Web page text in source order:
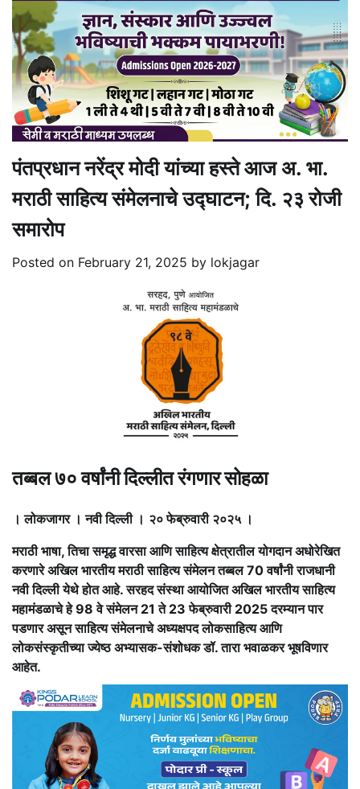
पंतप्रधान नरेंद्र मोदी यांच्या हस्ते आज अ. भा.
मराठी साहित्य संमेलनाचे उद्घाटन; दि. २३ रोजी
समारोप
Posted on February 21, 2025 by lokjagar
तब्बल ७० वर्षांनी दिल्लीत रंगणार सोहळा
। लोकजागर । नवी दिल्ली । २० फेब्रुवारी २०२५ ।
मराठी भाषा, तिचा समृद्ध वारसा आणि साहित्य क्षेत्रातील योगदान अधोरेखित
करणारे अखिल भारतीय मराठी साहित्य संमेलन तब्बल 70 वर्षांनी राजधानी
नवी दिल्ली येथे होत आहे. सरहद संस्था आयोजित अखिल भारतीय साहित्य
महामंडळाचे हे 98 वे संमेलन 21 ते 23 फेब्रुवारी 2025 दरम्यान पार
पडणार असून साहित्य संमेलनाचे अध्यक्षपद लोकसाहित्य आणि
लोकसंस्कृतीच्या ज्येष्ठ अभ्यासक-संशोधक डॉ. तारा भवाळकर भूषविणार
आहेत.